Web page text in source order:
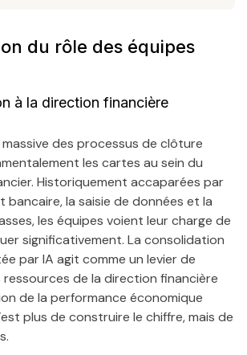
du rôle des équipes
à la direction financière
des processus de clôture
les cartes au sein du
Historiquement accaparées par
bancaire, la saisie de données et la
les équipes voient leur charge de
significativement. La consolidation
par IA agit comme un levier de
de la direction financière
de la performance économique
plus de construire le chiffre, mais de